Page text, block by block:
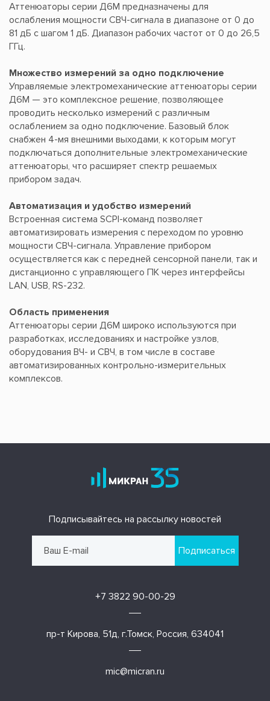
Аттенюаторы серии Д6М предназначены для
ослабления мощности СВЧ-сигнала в диапазоне от 0 до
81 дБ с шагом 1 дБ. Диапазон рабочих частот от 0 до 26,5
ГГц.
Множество измерений за одно подключение
Управляемые электромеханические аттенюаторы серии
Д6М — это комплексное решение, позволяющее
проводить несколько измерений с различным
ослаблением за одно подключение. Базовый блок
снабжен 4-мя внешними выходами, к которым могут
подключаться дополнительные электромеханические
аттенюаторы, что расширяет спектр решаемых
прибором задач.
Автоматизация и удобство измерений
Встроенная система SCPI-команд позволяет
автоматизировать измерения с переходом по уровню
мощности СВЧ-сигнала. Управление прибором
осуществляется как с передней сенсорной панели, так и
дистанционно с управляющего ПК через интерфейсы
LAN, USB, RS-232.
Область применения
Аттенюаторы серии Д6М широко используются при
разработках, исследованиях и настройке узлов,
оборудования ВЧ- и СВЧ, в том числе в составе
автоматизированных контрольно-измерительных
комплексов.
Подписывайтесь на рассылку новостей
Подписаться
+7 3822 90-00-29
mic@micran.ru
пр-т Кирова, 51д, г.Томск, Россия, 634041